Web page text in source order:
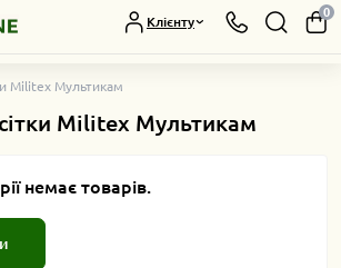
Клієнту
0
Militex Мультикам
Militex Мультикам
немає товарів.